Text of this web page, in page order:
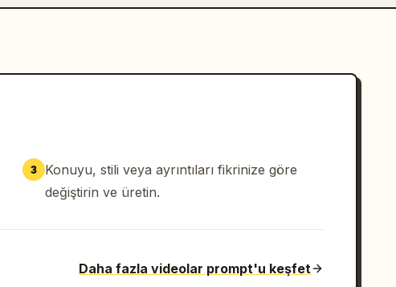
3
Konuyu, stili veya ayrıntıları fikrinize göre
değiştirin ve üretin.
Daha fazla videolar prompt'u keşfet